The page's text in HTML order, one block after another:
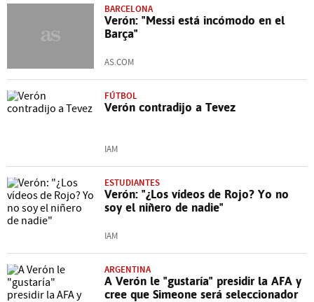
BARCELONA
Verón: "Messi está incómodo en el
Barça"
AS.COM
FÚTBOL
Verón contradijo a Tevez
IAM
ESTUDIANTES
Verón: "¿Los vídeos de Rojo? Yo no
soy el niñero de nadie"
IAM
ARGENTINA
A Verón le "gustaría" presidir la AFA y
cree que Simeone será seleccionador